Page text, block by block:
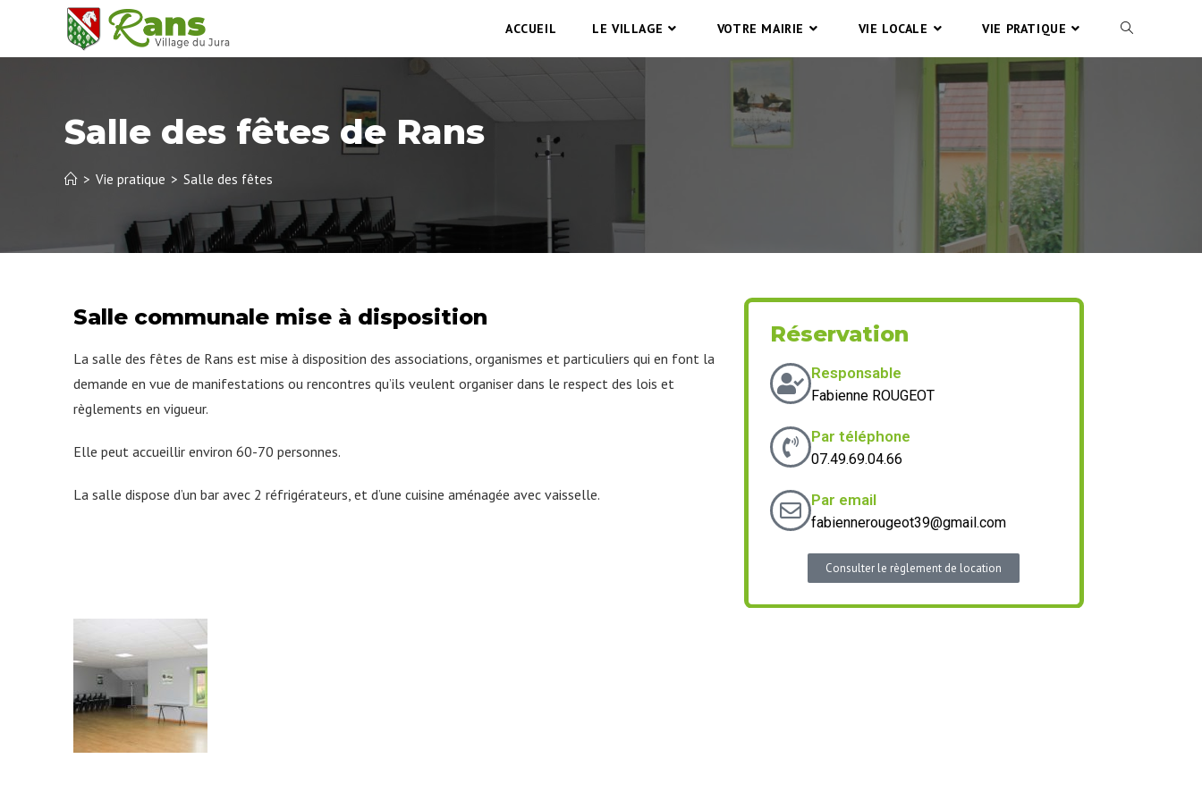
ACCUEIL LE VILLAGE VOTRE MAIRIE VIE LOCALE VIE PRATIQUE
Salle des fêtes de Rans
> Vie pratique > Salle des fêtes
Salle communale mise à disposition
La salle des fêtes de Rans est mise à disposition des associations, organismes et particuliers qui en font la
demande en vue de manifestations ou rencontres qu’ils veulent organiser dans le respect des lois et
règlements en vigueur.
Elle peut accueillir environ 60-70 personnes.
La salle dispose d’un bar avec 2 réfrigérateurs, et d’une cuisine aménagée avec vaisselle.
Réservation
Responsable
Fabienne ROUGEOT
Par téléphone
07.49.69.04.66
Par email
fabiennerougeot39@gmail.com
Consulter le règlement de location